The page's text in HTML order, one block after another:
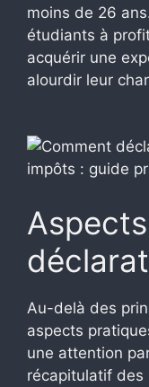
moins de 26
étudiants à
acquérir une
alourdir leur
Au-delà des
aspects
une attention
récapitulatif des